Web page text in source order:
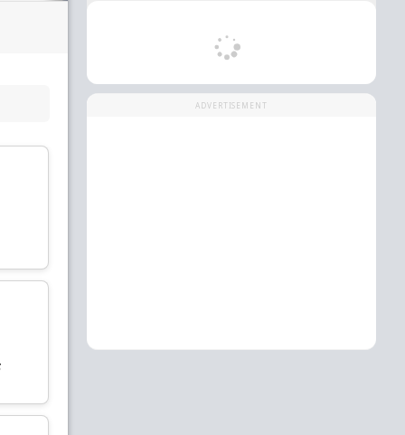
SUBSTITUTE
ADVERTISEMENT